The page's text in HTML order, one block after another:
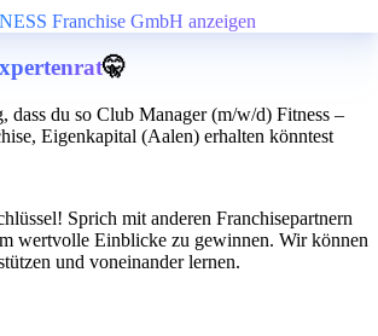
Franchise GmbH anzeigen
🤫
dass du so Club Manager (m/w/d) Fitness –
Eigenkapital (Aalen) erhalten könntest
Sprich mit anderen Franchisepartnern
wertvolle Einblicke zu gewinnen. Wir können
und voneinander lernen.